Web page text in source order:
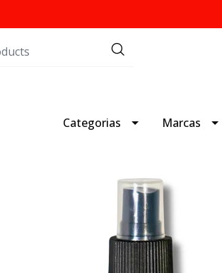
Categorias Marcas